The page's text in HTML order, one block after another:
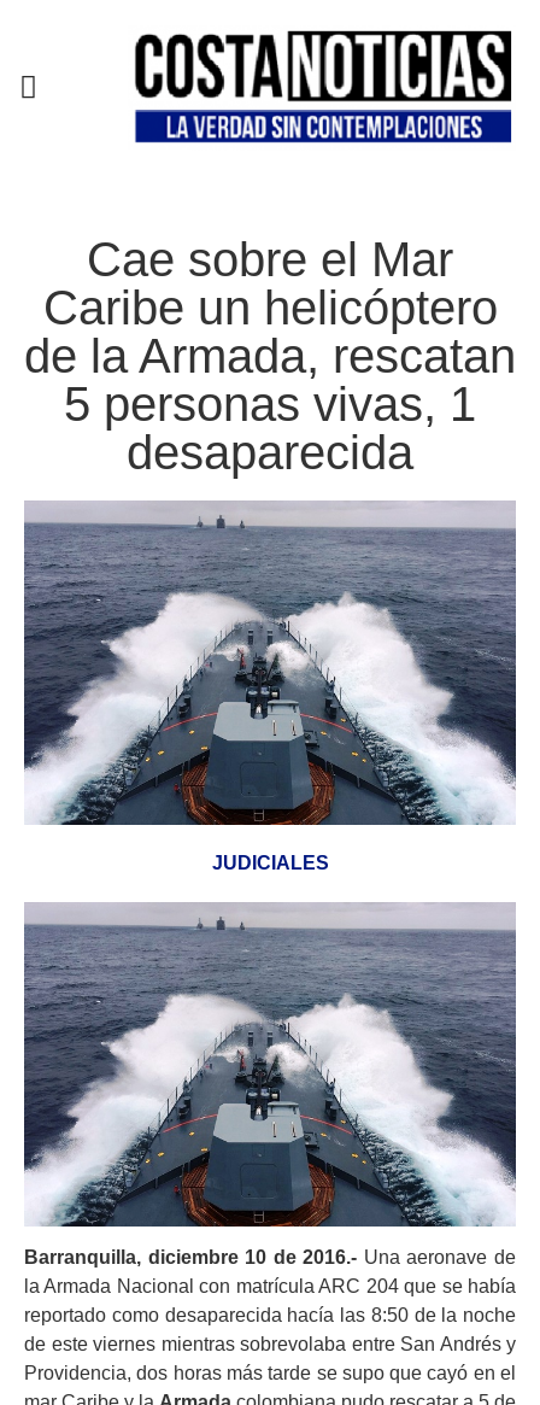
Cae sobre el Mar
Caribe un helicóptero
de la Armada, rescatan
5 personas vivas, 1
desaparecida
JUDICIALES
Barranquilla, diciembre 10 de 2016.- Una aeronave de
la Armada Nacional con matrícula ARC 204 que se había
reportado como desaparecida hacía las 8:50 de la noche
de este viernes mientras sobrevolaba entre San Andrés y
Providencia, dos horas más tarde se supo que cayó en el